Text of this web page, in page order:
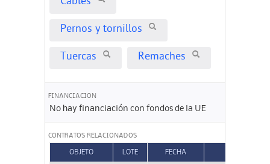
Pernos y tornillos
Tuercas Remaches
FINANCIACION
No hay financiación con fondos de la UE
CONTRATOS RELACIONADOS
OBJETO LOTE FECHA